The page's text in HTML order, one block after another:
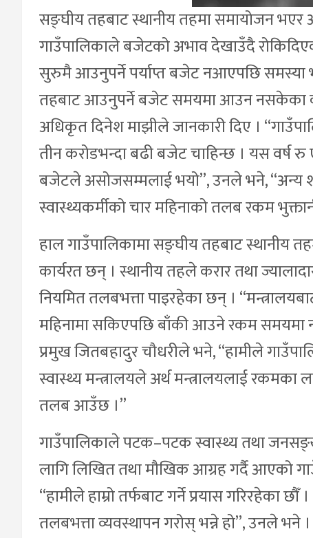
सङ्घीय तहबाट स्थानीय तहमा समायोजन
गाउँपालिकाले बजेटको अभाव देखाउँदै
सुरुमै आउनुपर्ने पर्याप्त बजेट नआएपछि
तहबाट आउनुपर्ने बजेट समयमा आउन नसकेका
अधिकृत दिनेश माझीले जानकारी दिए ।
तीन करोडभन्दा बढी बजेट चाहिन्छ । यस
बजेटले असोजसम्मलाई भयो”, उनले भने, “अन्य
स्वास्थ्यकर्मीको चार महिनाको तलब रकम
हाल गाउँपालिकामा सङ्घीय तहबाट स्थानीय
कार्यरत छन् । स्थानीय तहले करार तथा
नियमित तलबभत्ता पाइरहेका छन् ।
महिनामा सकिएपछि बाँकी आउने रकम समयमा
प्रमुख जितबहादुर चौधरीले भने, “हामीले
स्वास्थ्य मन्त्रालयले अर्थ मन्त्रालयलाई
तलब आउँछ ।”
गाउँपालिकाले पटक–पटक स्वास्थ्य तथा
लागि लिखित तथा मौखिक आग्रह गर्दै आएको
“हामीले हाम्रो तर्फबाट गर्ने प्रयास गरिरहेका
तलबभत्ता व्यवस्थापन गरोस् भन्ने हो”, उनले भने ।